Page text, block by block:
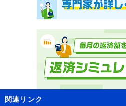
関連リンク